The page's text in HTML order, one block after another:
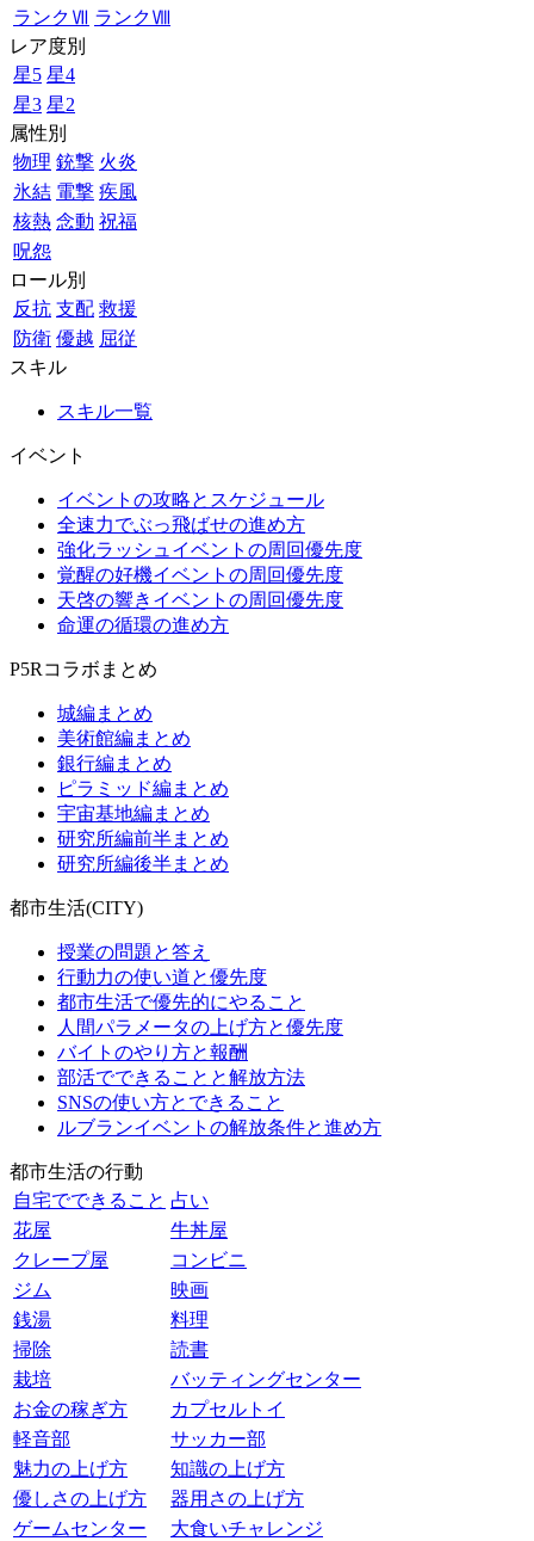
ランクⅦ ランクⅧ
レア度別
星5 星4
星3 星2
属性別
物理 銃撃 火炎
氷結 電撃 疾風
核熱 念動 祝福
呪怨
ロール別
反抗 支配 救援
防衛 優越 屈従
スキル
スキル一覧
イベント
イベントの攻略とスケジュール
全速力でぶっ飛ばせの進め方
強化ラッシュイベントの周回優先度
覚醒の好機イベントの周回優先度
天啓の響きイベントの周回優先度
命運の循環の進め方
P5Rコラボまとめ
城編まとめ
美術館編まとめ
銀行編まとめ
ピラミッド編まとめ
宇宙基地編まとめ
研究所編前半まとめ
研究所編後半まとめ
都市生活(CITY)
授業の問題と答え
行動力の使い道と優先度
都市生活で優先的にやること
人間パラメータの上げ方と優先度
バイトのやり方と報酬
部活でできることと解放方法
SNSの使い方とできること
ルブランイベントの解放条件と進め方
都市生活の行動
自宅でできること 占い
花屋
牛丼屋
クレープ屋
コンビニ
ジム
映画
銭湯
料理
掃除
読書
栽培
バッティングセンター
お金の稼ぎ方
カプセルトイ
軽音部
サッカー部
魅力の上げ方
知識の上げ方
優しさの上げ方
器用さの上げ方
ゲームセンター
大食いチャレンジ